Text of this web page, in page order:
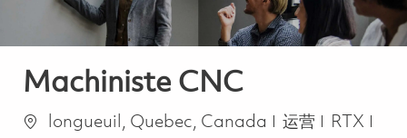
Machiniste CNC
位置longueuil, Quebec, Canada 类别
运营
RTX